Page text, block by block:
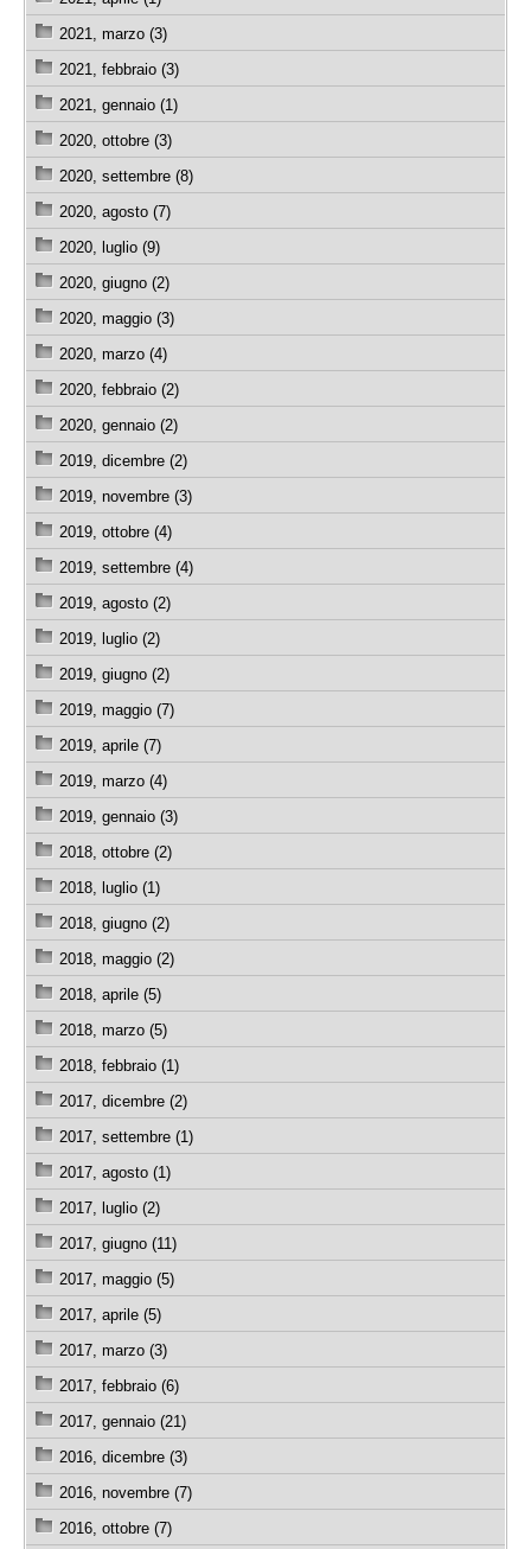
2021, marzo (3)
2021, febbraio (3)
2021, gennaio (1)
2020, ottobre (3)
2020, settembre (8)
2020, agosto (7)
2020, luglio (9)
2020, giugno (2)
2020, maggio (3)
2020, marzo (4)
2020, febbraio (2)
2020, gennaio (2)
2019, dicembre (2)
2019, novembre (3)
2019, ottobre (4)
2019, settembre (4)
2019, agosto (2)
2019, luglio (2)
2019, giugno (2)
2019, maggio (7)
2019, aprile (7)
2019, marzo (4)
2019, gennaio (3)
2018, ottobre (2)
2018, luglio (1)
2018, giugno (2)
2018, maggio (2)
2018, aprile (5)
2018, marzo (5)
2018, febbraio (1)
2017, dicembre (2)
2017, settembre (1)
2017, agosto (1)
2017, luglio (2)
2017, giugno (11)
2017, maggio (5)
2017, aprile (5)
2017, marzo (3)
2017, febbraio (6)
2017, gennaio (21)
2016, dicembre (3)
2016, novembre (7)
2016, ottobre (7)